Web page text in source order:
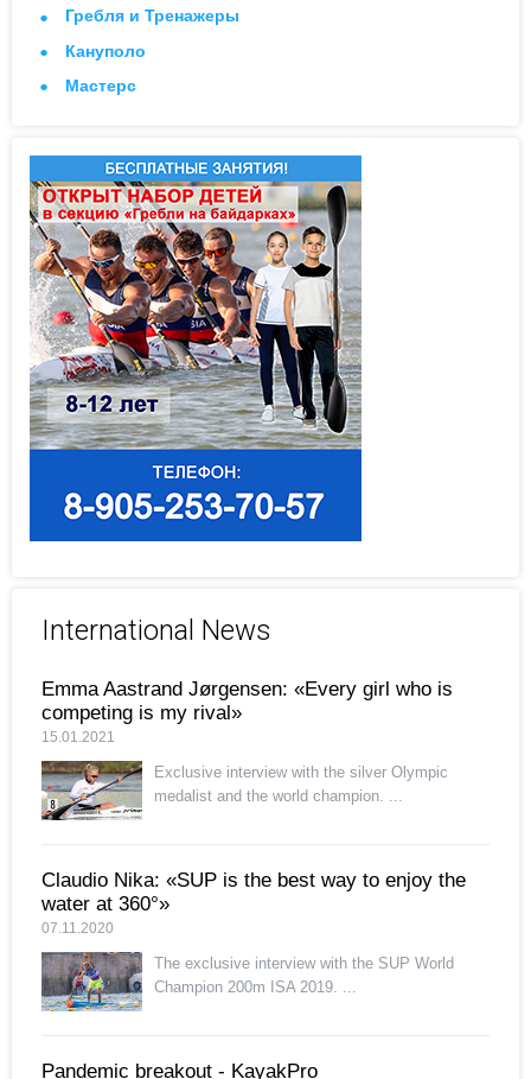
Гребля и Тренажеры
Кануполо
Мастерс
International News
Emma Aastrand Jørgensen: «Every girl who is
competing is my rival»
15.01.2021
Exclusive interview with the silver Olympic
medalist and the world champion. ...
Claudio Nika: «SUP is the best way to enjoy the
water at 360°»
07.11.2020
The exclusive interview with the SUP World
Champion 200m ISA 2019. ...
Pandemic breakout - KayakPro